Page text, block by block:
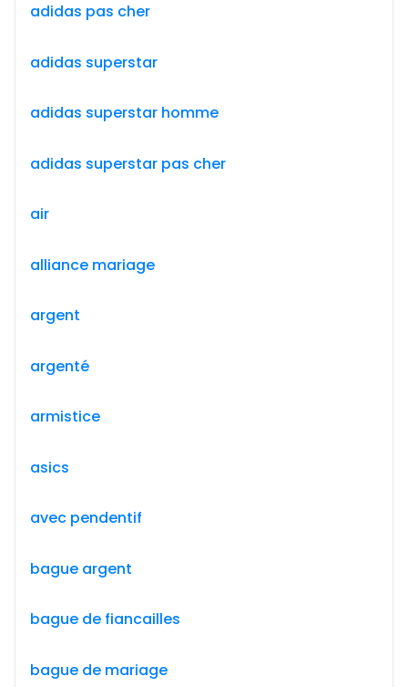
adidas pas cher
adidas superstar
adidas superstar homme
adidas superstar pas cher
air
alliance mariage
argent
argenté
armistice
asics
avec pendentif
bague argent
bague de fiancailles
bague de mariage